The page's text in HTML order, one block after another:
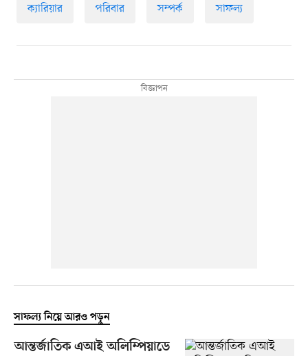
ক্যারিয়ার পরিবার সম্পর্ক সাফল্য
সাফল্য নিয়ে আরও পড়ুন
আন্তর্জাতিক এআই অলিম্পিয়াডে